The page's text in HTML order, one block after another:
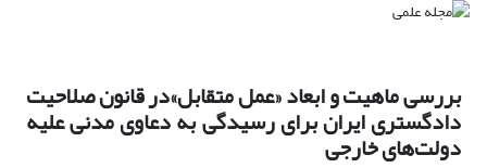
بررسی ماهیت و ابعاد «عمل متقابل»در قانون صلاحیت
دادگستری ایران برای رسیدگی به دعاوی مدنی علیه
دولت‌های خارجی